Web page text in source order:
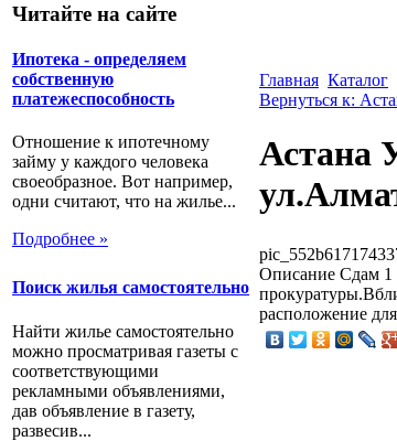
Читайте на сайте
Ипотека - определяем
собственную
платежеспособность
Отношение к ипотечному
займу у каждого человека
своеобразное. Вот например,
одни считают, что на жилье...
Подробнее »
Поиск жилья самостоятельно
Найти жилье самостоятельно
можно просматривая газеты с
соответствующими
рекламными объявлениями,
дав объявление в газету,
развесив...
Главная Каталог
Вернуться к:
Астана
Описание Сдам 1
расположение